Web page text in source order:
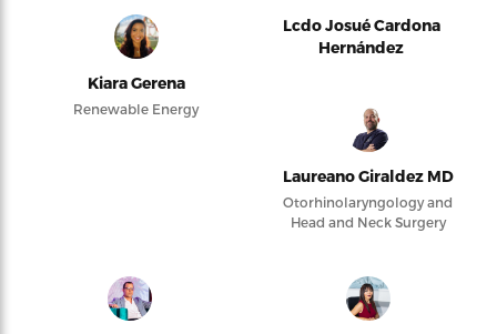
Kiara Gerena
Renewable Energy
Lcdo Josué Cardona
Hernández
Laureano Giraldez MD
Otorhinolaryngology and
Head and Neck Surgery